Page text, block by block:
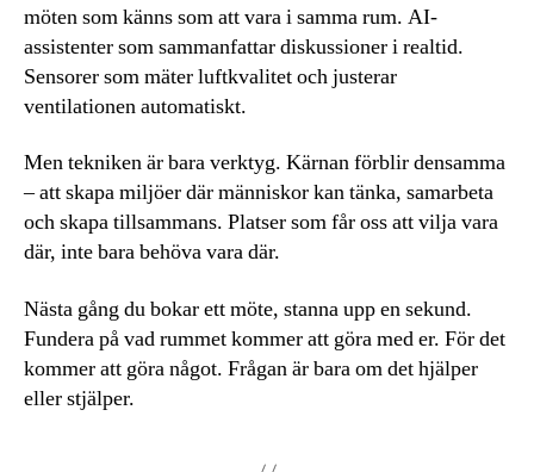
möten som känns som att vara i samma rum. AI-
assistenter som sammanfattar diskussioner i realtid.
Sensorer som mäter luftkvalitet och justerar
ventilationen automatiskt.
Men tekniken är bara verktyg. Kärnan förblir densamma
– att skapa miljöer där människor kan tänka, samarbeta
och skapa tillsammans. Platser som får oss att vilja vara
där, inte bara behöva vara där.
Nästa gång du bokar ett möte, stanna upp en sekund.
Fundera på vad rummet kommer att göra med er. För det
kommer att göra något. Frågan är bara om det hjälper
eller stjälper.